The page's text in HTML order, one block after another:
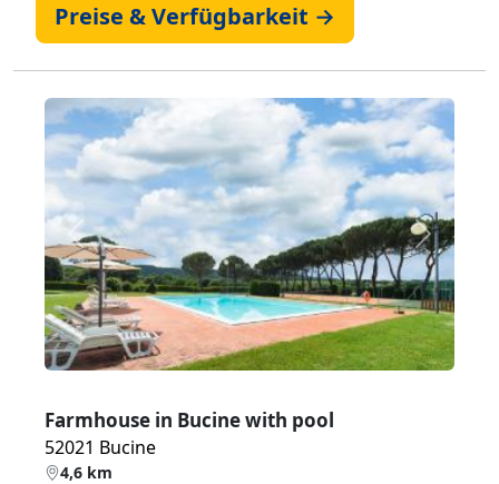
Preise & Verfügbarkeit →
Zurück Weiter
Farmhouse in Bucine with pool
52021 Bucine
4,6 km